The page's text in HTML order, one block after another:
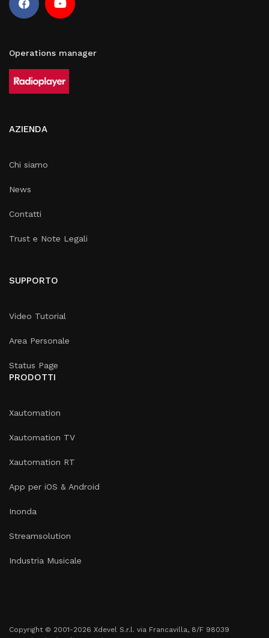
Operations manager
AZIENDA
Chi siamo
News
Contatti
Trust e Note Legali
SUPPORTO
Video Tutorial
Area Personale
Status Page
PRODOTTI
Xautomation
Xautomation TV
Xautomation RT
App per iOS & Android
Inonda
Streamsolution
Industria Musicale
Copyright © 2001-2026 Xdevel S.r.l. via Francavilla, 8/F 98039